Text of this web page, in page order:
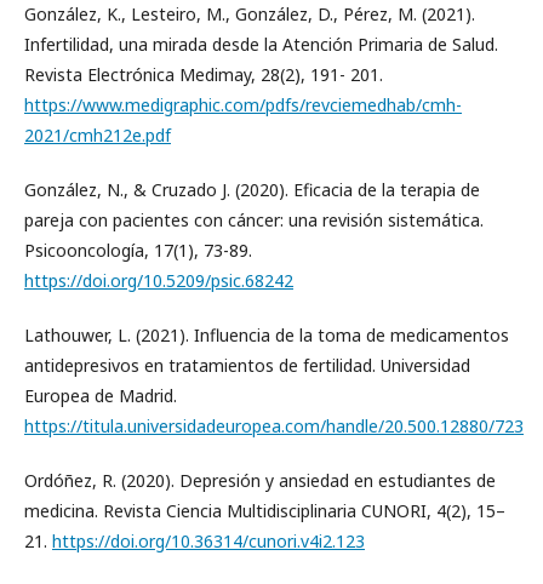
González, K., Lesteiro, M., González, D., Pérez, M. (2021).
Infertilidad, una mirada desde la Atención Primaria de Salud.
Revista Electrónica Medimay, 28(2), 191- 201.
https://www.medigraphic.com/pdfs/revciemedhab/cmh-
2021/cmh212e.pdf
González, N., & Cruzado J. (2020). Eficacia de la terapia de
pareja con pacientes con cáncer: una revisión sistemática.
Psicooncología, 17(1), 73-89.
https://doi.org/10.5209/psic.68242
Lathouwer, L. (2021). Influencia de la toma de medicamentos
antidepresivos en tratamientos de fertilidad. Universidad
Europea de Madrid.
https://titula.universidadeuropea.com/handle/20.500.12880/723
Ordóñez, R. (2020). Depresión y ansiedad en estudiantes de
medicina. Revista Ciencia Multidisciplinaria CUNORI, 4(2), 15–
21. https://doi.org/10.36314/cunori.v4i2.123